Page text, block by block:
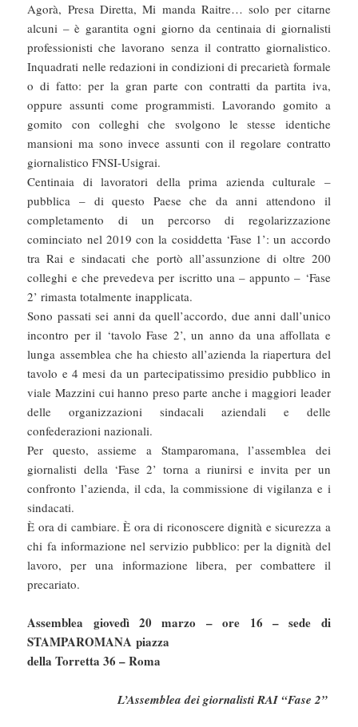
Agorà, Presa Diretta, Mi manda Raitre… solo per citarne
alcuni – è garantita ogni giorno da centinaia di giornalisti
professionisti che lavorano senza il contratto giornalistico.
Inquadrati nelle redazioni in condizioni di precarietà formale
o di fatto: per la gran parte con contratti da partita iva,
oppure assunti come programmisti. Lavorando gomito a
gomito con colleghi che svolgono le stesse identiche
mansioni ma sono invece assunti con il regolare contratto
giornalistico FNSI-Usigrai.
Centinaia di lavoratori della prima azienda culturale –
pubblica – di questo Paese che da anni attendono il
completamento di un percorso di regolarizzazione
cominciato nel 2019 con la cosiddetta ‘Fase 1’: un accordo
tra Rai e sindacati che portò all’assunzione di oltre 200
colleghi e che prevedeva per iscritto una – appunto – ‘Fase
2’ rimasta totalmente inapplicata.
Sono passati sei anni da quell’accordo, due anni dall’unico
incontro per il ‘tavolo Fase 2’, un anno da una affollata e
lunga assemblea che ha chiesto all’azienda la riapertura del
tavolo e 4 mesi da un partecipatissimo presidio pubblico in
viale Mazzini cui hanno preso parte anche i maggiori leader
delle organizzazioni sindacali aziendali e delle
confederazioni nazionali.
Per questo, assieme a Stamparomana, l’assemblea dei
giornalisti della ‘Fase 2’ torna a riunirsi e invita per un
confronto l’azienda, il cda, la commissione di vigilanza e i
sindacati.
È ora di cambiare. È ora di riconoscere dignità e sicurezza a
chi fa informazione nel servizio pubblico: per la dignità del
lavoro, per una informazione libera, per combattere il
precariato.
Assemblea giovedì 20 marzo – ore 16 – sede di
STAMPAROMANA piazza
della Torretta 36 – Roma
L’Assemblea dei giornalisti RAI “Fase 2”